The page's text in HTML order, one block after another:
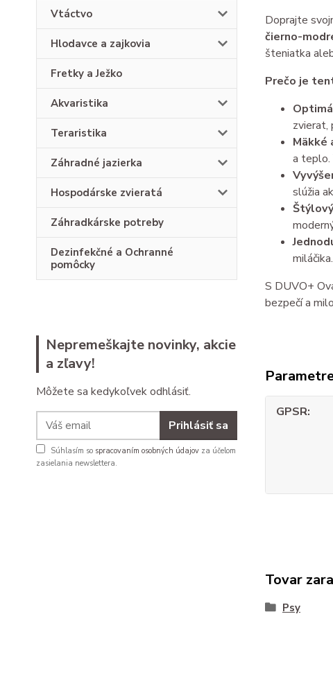
Vtáctvo
Hlodavce a zajkovia
Fretky a Ježko
Akvaristika
Teraristika
Záhradné jazierka
Hospodárske zvieratá
Záhradkárske potreby
Dezinfekčné a Ochranné
pomôcky
Nepremeškajte novinky, akcie
a zľavy!
Môžete sa kedykoľvek odhlásiť.
Prihlásiť sa
Súhlasím so spracovaním osobných údajov za účelom
zasielania newslettera.
Doprajte
čierno-
šteniatka
Prečo je
zvierat,
Mäkké
a teplo.
slúžia
miláčika.
S DUVO+
bezpečí a
GPSR
Tovar
Psy